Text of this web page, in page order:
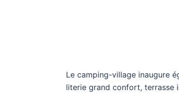
Le camping-village inaugure
literie grand confort, terrasse